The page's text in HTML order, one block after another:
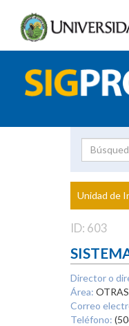
Unidad de
ID: 603
Director o
Área:
Correo
Teléfono: